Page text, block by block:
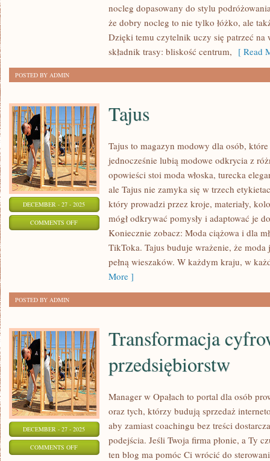
nocleg dopasowany do stylu
że dobry nocleg to nie tylko łóżko, ale
Dzięki temu czytelnik uczy się patrzeć
składnik trasy: bliskość centrum, [ Read
POSTED BY ADMIN
DECEMBER - 27 - 2025
COMMENTS OFFON
Tajus
Tajus to magazyn modowy dla osób,
jednocześnie lubią modowe odkrycia z
opowieści stoi moda włoska, turecka
ale Tajus nie zamyka się w trzech
który prowadzi przez kroje, materiały,
mógł odkrywać pomysły i adaptować je
Koniecznie zobacz: Moda ciążowa i dla
TikToka. Tajus buduje wrażenie, że
pełną wieszaków. W każdym kraju, w
More ]
POSTED BY ADMIN
DECEMBER - 27 - 2025
COMMENTS OFFON
Transformacja
przedsiębiorstw
Manager w Opałach to portal dla osób
oraz tych, którzy budują sprzedaż
aby zamiast coachingu bez treści
podejścia. Jeśli Twoja firma płonie, a Ty
ten blog ma pomóc Ci wrócić do